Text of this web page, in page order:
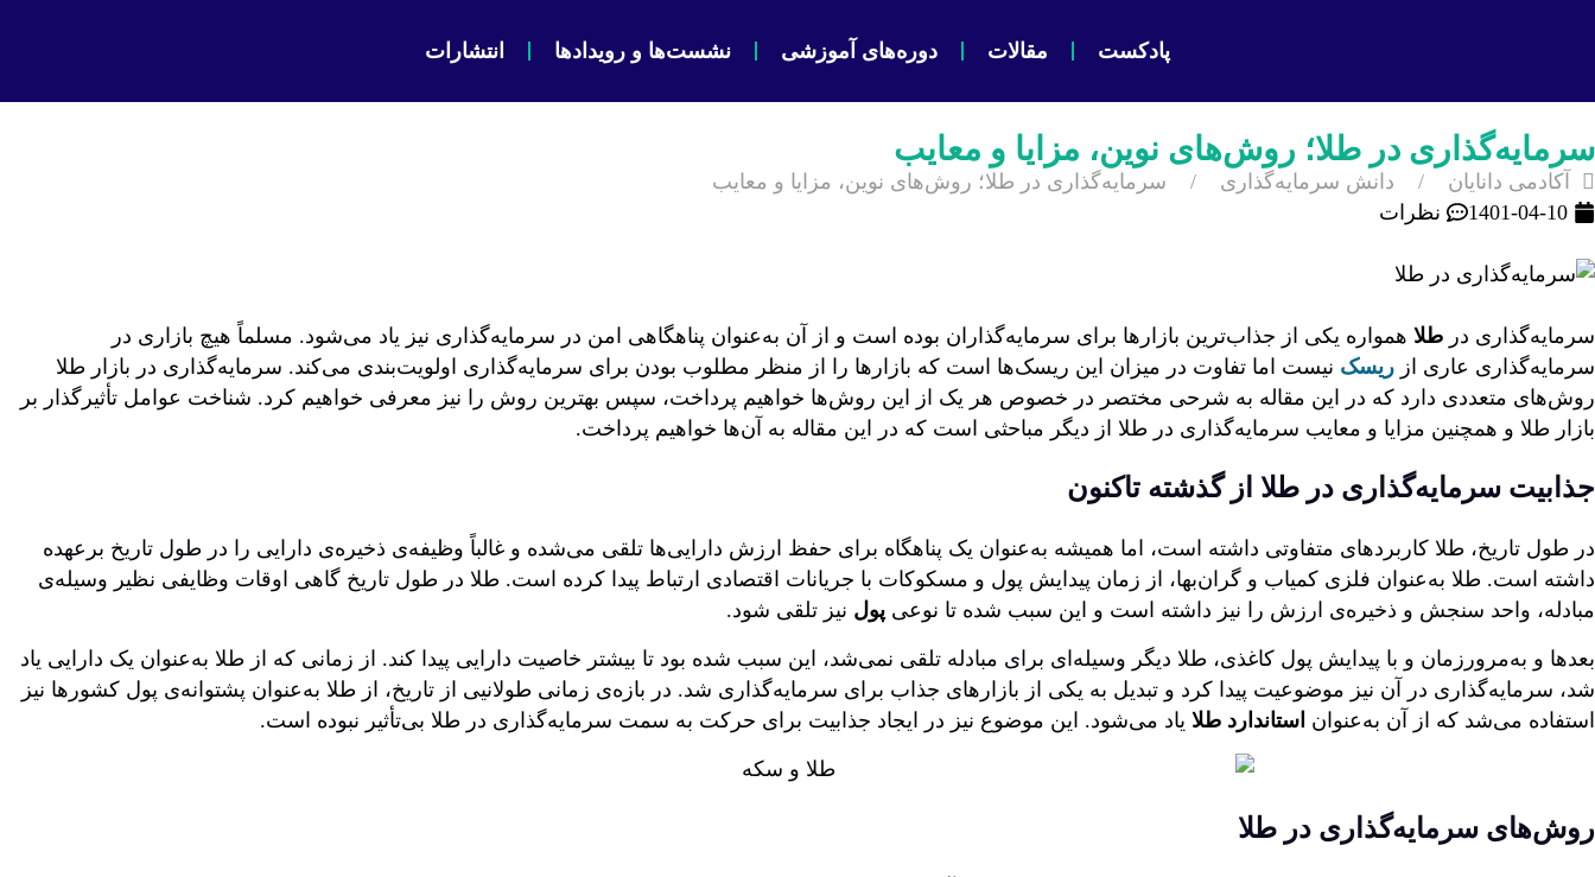
پادکست مقالات دوره‌های آموزشی نشست‌ها و رویدادها انتشارات
سرمایه‌گذاری در طلا؛ روش‌های نوین، مزایا و معایب
آکادمی دانایان دانش سرمایه‌گذاری
سرمایه‌گذاری در طلا؛ روش‌های نوین، مزایا و معایب
1401-04-10
نظرات
سرمایه‌گذاری در طلا همواره یکی از جذاب‌ترین بازارها برای سرمایه‌گذاران بوده است و از آن به‌عنوان پناهگاهی امن در سرمایه‌گذاری نیز یاد می‌شود. مسلماً هیچ بازاری در
سرمایه‌گذاری عاری از ریسک نیست اما تفاوت در میزان این ریسک‌ها است که بازارها را از منظر مطلوب بودن برای سرمایه‌گذاری اولویت‌بندی می‌کند. سرمایه‌گذاری در بازار طلا
روش‌های متعددی دارد که در این مقاله به شرحی مختصر در خصوص هر یک از این روش‌ها خواهیم پرداخت، سپس بهترین روش را نیز معرفی خواهیم کرد. شناخت عوامل تأثیرگذار بر
بازار طلا و همچنین مزایا و معایب سرمایه‌گذاری در طلا از دیگر مباحثی است که در این مقاله به آن‌ها خواهیم پرداخت.
جذابیت سرمایه‌گذاری در طلا از گذشته تاکنون
در طول تاریخ، طلا کاربردهای متفاوتی داشته است، اما همیشه به‌عنوان یک پناهگاه برای حفظ ارزش دارایی‌ها تلقی می‌شده و غالباً وظیفه‌ی ذخیره‌ی دارایی را در طول تاریخ برعهده
داشته است. طلا به‌عنوان فلزی کمیاب و گران‌بها، از زمان پیدایش پول و مسکوکات با جریانات اقتصادی ارتباط پیدا کرده است. طلا در طول تاریخ گاهی اوقات وظایفی نظیر وسیله‌ی
مبادله، واحد سنجش و ذخیره‌ی ارزش را نیز داشته است و این سبب شده تا نوعی پول نیز تلقی شود.
بعدها و به‌مرورزمان و با پیدایش پول کاغذی، طلا دیگر وسیله‌ای برای مبادله تلقی نمی‌شد، این سبب شده بود تا بیشتر خاصیت دارایی پیدا کند. از زمانی که از طلا به‌عنوان یک دارایی یاد
شد، سرمایه‌گذاری در آن نیز موضوعیت پیدا کرد و تبدیل به یکی از بازارهای جذاب برای سرمایه‌گذاری شد. در بازه‌ی زمانی طولانیی از تاریخ، از طلا به‌عنوان پشتوانه‌ی پول کشورها نیز
استفاده می‌شد که از آن به‌عنوان استاندارد طلا یاد می‌شود. این موضوع نیز در ایجاد جذابیت برای حرکت به سمت سرمایه‌گذاری در طلا بی‌تأثیر نبوده است.
روش‌های سرمایه‌گذاری در طلا